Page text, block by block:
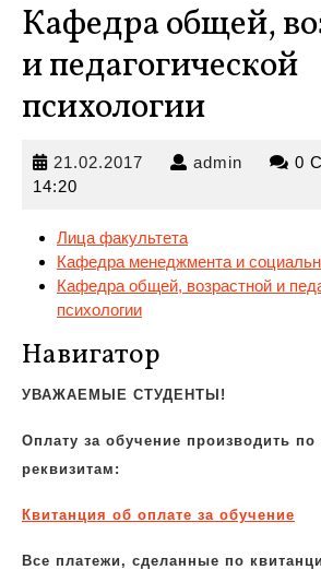
Кафедра общей,
и педагогической
психологии
21.02.2017 21.02.2017
admin admin 0
14:20
Лица факультета
Кафедра менеджмента и
Кафедра общей, возрастной и
психологии
Навигатор
УВАЖАЕМЫЕ СТУДЕНТЫ!
Оплату за обучение производить
реквизитам:
Квитанция об оплате за обучение
Все платежи, сделанные по